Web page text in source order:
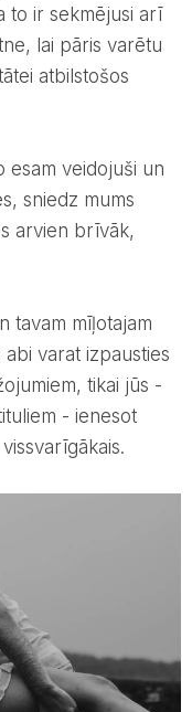
to ir sekmējusi arī
lai pāris varētu
atbilstošos
sniedz mums
arvien brīvāk,
varat izpausties
tikai jūs -
- ienesot